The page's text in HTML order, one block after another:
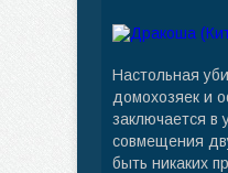
Настольная
домохозяек и
заключается в
совмещения
быть никаких